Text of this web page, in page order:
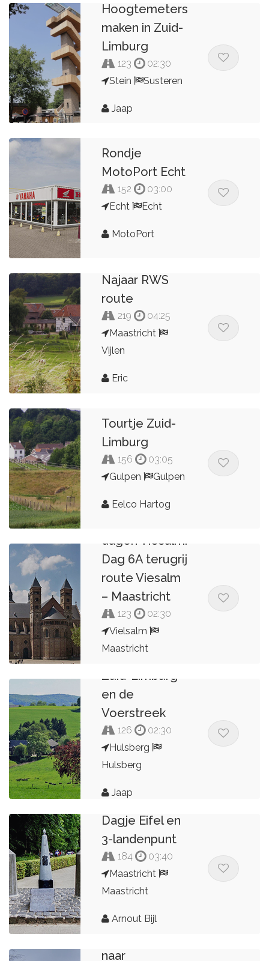
Hoogtemeters
maken in Zuid-
Limburg
123
02:30
Stein
Susteren
Jaap
Rondje
MotoPort Echt
152
03:00
Echt
Echt
MotoPort
Najaar RWS
route
219
04:25
Maastricht
Vijlen
Eric
Tourtje Zuid-
Limburg
156
03:05
Gulpen
Gulpen
Eelco Hartog
dagen Viesalm.
Dag 6A terugrij
route Viesalm
– Maastricht
123
02:30
Vielsalm
Maastricht
Kees van de Pol
Zuid-Limburg
en de
Voerstreek
126
02:30
Hulsberg
Hulsberg
Jaap
Dagje Eifel en
3-landenpunt
184
03:40
Maastricht
Maastricht
Arnout Bijl
Route vanaf
naar